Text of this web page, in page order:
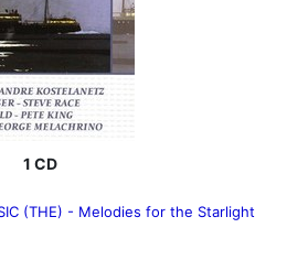
1 CD
(THE) - Melodies for the Starlight